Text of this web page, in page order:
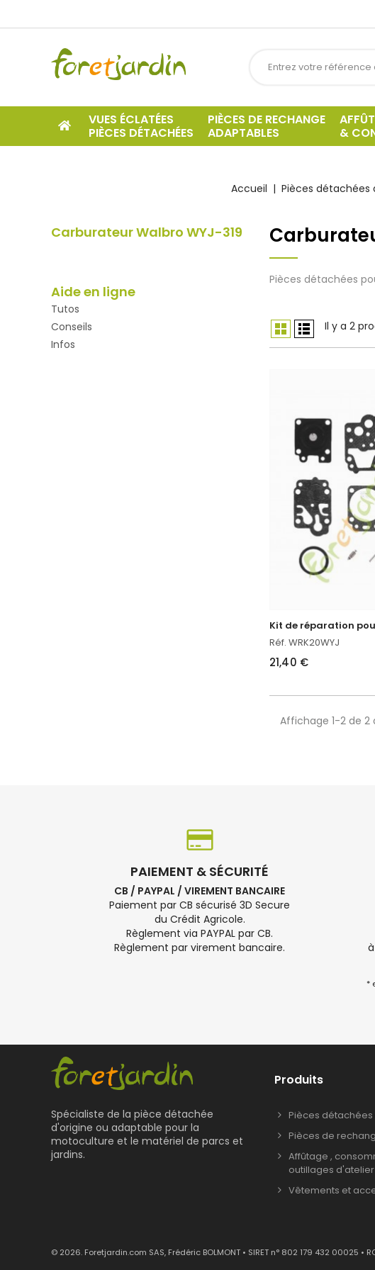
VUES ÉCLATÉES
PIÈCES DÉTACHÉES
PIÈCES DE RECHANGE
ADAPTABLES
&
Accueil Pièces détachées
Carburateur Walbro WYJ-319
Aide en ligne
Tutos
Conseils
Infos
Pièces détachées
Il y a 2
Kit de réparation
Réf. WRK20WYJ
21,40 €
Affichage 1-2 de 2
PAIEMENT & SÉCURITÉ
CB / PAYPAL / VIREMENT BANCAIRE
Paiement par CB sécurisé 3D Secure
du Crédit Agricole.
Règlement via PAYPAL par CB.
Règlement par virement bancaire.
*
Spécialiste de la pièce détachée
d'origine ou adaptable pour la
motoculture et le matériel de parcs et
jardins.
Produits
Pièces
Pièces de
Affûtage ,
outillages d'atelier
Vêtements et
© 2026. Foretjardin.com SAS, Frédéric BOLMONT • SIRET n° 802 179 432 00025 •